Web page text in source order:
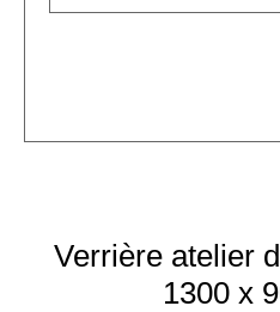
Verrière atelier
1300 x